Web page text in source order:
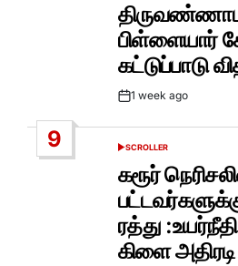
பிள்ளையார்
கட்டுப்பாடு
Post1 week ago
9
POSTED
SCROLLER
கரூர்
ரத்து
கிளை